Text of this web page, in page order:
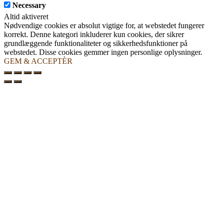
Necessary
Altid aktiveret
Nødvendige cookies er absolut vigtige for, at webstedet fungerer
korrekt. Denne kategori inkluderer kun cookies, der sikrer
grundlæggende funktionaliteter og sikkerhedsfunktioner på
webstedet. Disse cookies gemmer ingen personlige oplysninger.
GEM & ACCEPTÈR